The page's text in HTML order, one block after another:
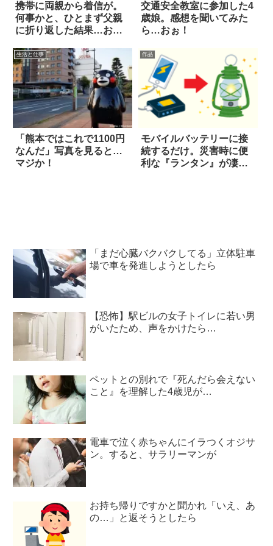
携帯に両親から着信が。
何事かと、ひとまず父親
に折り返した結果…おい
交通安全教室に参加した4
歳娘。感想を聞いてみた
ら…おぉ！
生活と仕事
「熊本ではこれで1100円
なんだ」写真を見ると…
マジか！
作品
モバイルバッテリーに接
続するだけ。災害時に便
利な『ランタン』が凄
「まだ心臓バクバクしてる」立体駐車
場で車を発進しようとしたら
【恐怖】駅ビルの女子トイレに若い男
がいたため、声をかけたら…
ペットとの別れで『死んだら会えない
こと』を理解した4歳児が…
電車で泣く赤ちゃんにイラつくオジサ
ン。すると、サラリーマンが
お持ち帰りですかと聞かれ「いえ、あ
の…」と返そうとしたら